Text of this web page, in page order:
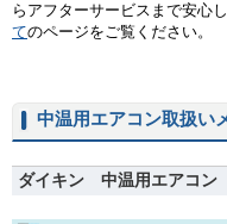
らアフターサービスまで安心
てのページをご覧ください。
中温用エアコン取扱い
ダイキン 中温用エアコン